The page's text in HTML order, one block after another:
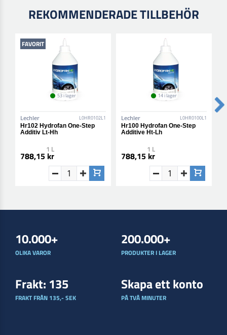
REKOMMENDERADE TILLBEHÖR
FAVORIT
53 i lager
Lechler L0HR0102L1
Hr102 Hydrofan One-Step
Additiv Lt-Hh
1 L
788,15 kr
14 i lager
Lechler L0HR0100L1
Hr100 Hydrofan One-Step
Additive Ht-Lh
1 L
788,15 kr
10.000+
OLIKA VAROR
200.000+
PRODUKTER I LAGER
Frakt: 135
FRAKT FRÅN 135,- SEK
Skapa ett konto
PÅ TVÅ MINUTER